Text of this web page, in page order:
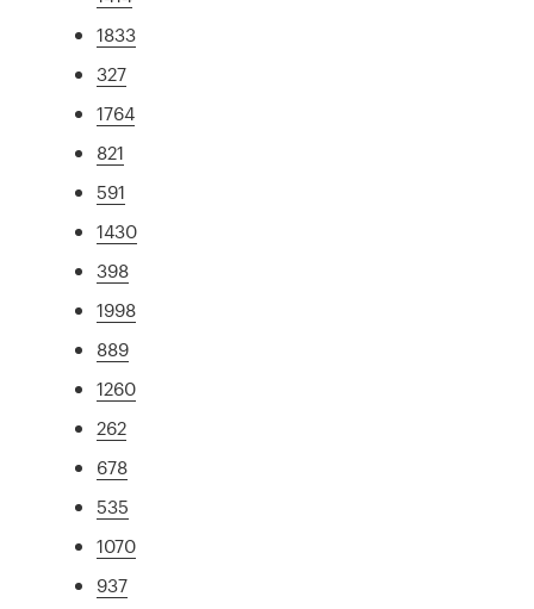
1833
327
1764
821
591
1430
398
1998
889
1260
262
678
535
1070
937